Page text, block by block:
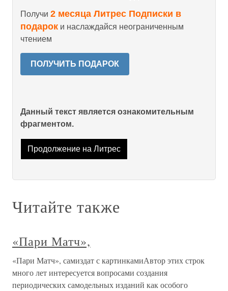
Получи 2 месяца Литрес Подписки в
подарок и наслаждайся неограниченным
чтением
ПОЛУЧИТЬ ПОДАРОК
Данный текст является ознакомительным
фрагментом.
Продолжение на Литрес
Читайте также
«Пари Матч»,
«Пари Матч», самиздат с картинкамиАвтор этих строк
много лет интересуется вопросами создания
периодических самодельных изданий как особого